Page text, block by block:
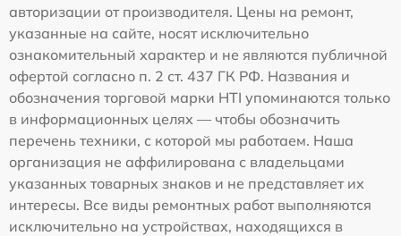
авторизации от производителя. Цены на ремонт,
указанные на сайте, носят исключительно
ознакомительный характер и не являются публичной
офертой согласно п. 2 ст. 437 ГК РФ. Названия и
обозначения торговой марки HTI упоминаются только
в информационных целях — чтобы обозначить
перечень техники, с которой мы работаем. Наша
организация не аффилирована с владельцами
указанных товарных знаков и не представляет их
интересы. Все виды ремонтных работ выполняются
исключительно на устройствах, находящихся в